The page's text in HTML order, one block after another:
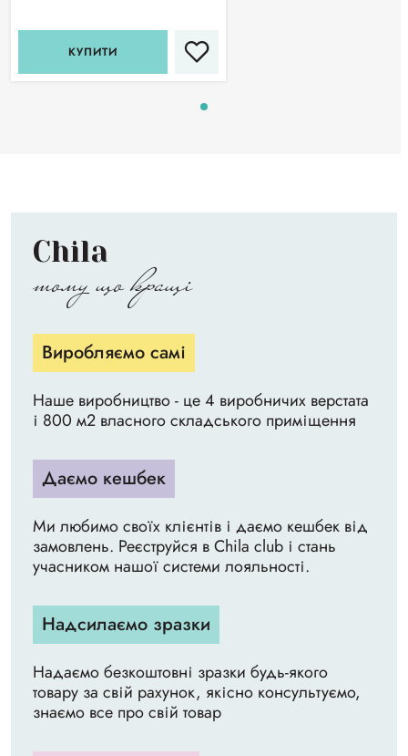
КУПИТИ
Chila
тому що кращі
Виробляємо самі
Наше виробництво - це 4 виробничих верстата
і 800 м2 власного складського приміщення
Даємо кешбек
Ми любимо своїх клієнтів і даємо кешбек від
замовлень. Реєструйся в Chila club і стань
учасником нашої системи лояльності.
Надсилаємо зразки
Надаємо безкоштовні зразки будь-якого
товару за свій рахунок, якісно консультуємо,
знаємо все про свій товар